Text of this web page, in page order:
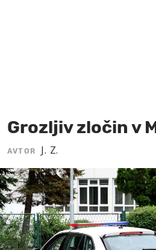
Grozljiv zločin v
AVTOR J. Z.